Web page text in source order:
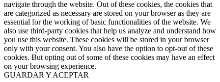
navigate through the website. Out of these cookies, the cookies that
are categorized as necessary are stored on your browser as they are
essential for the working of basic functionalities of the website. We
also use third-party cookies that help us analyze and understand how
you use this website. These cookies will be stored in your browser
only with your consent. You also have the option to opt-out of these
cookies. But opting out of some of these cookies may have an effect
on your browsing experience.
GUARDAR Y ACEPTAR